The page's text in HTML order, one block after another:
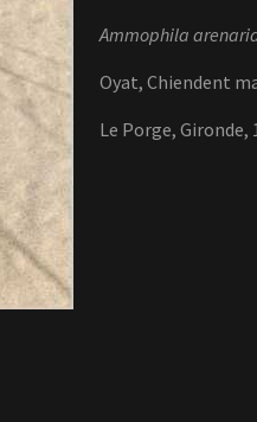
Ammophila
Oyat, Chiendent
Le Porge, Gironde,